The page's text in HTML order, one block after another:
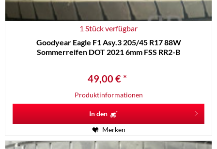
1 Stück verfügbar
Goodyear Eagle F1 Asy.3 205/45 R17 88W
Sommerreifen DOT 2021 6mm FSS RR2-B
49,00 € *
Produktinformationen
In den
Merken